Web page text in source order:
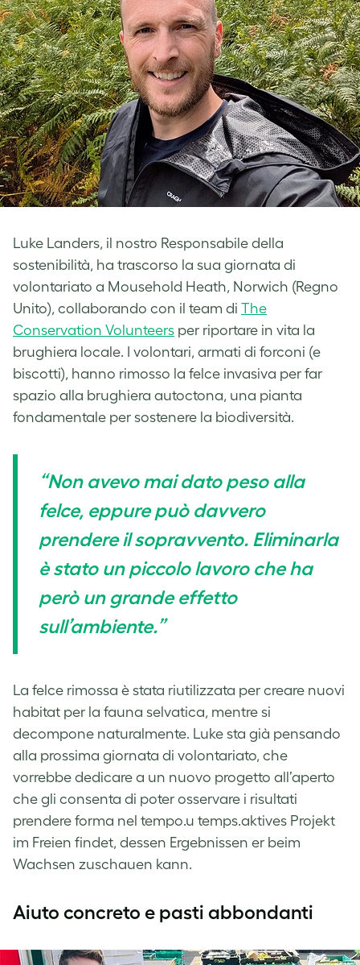
Luke Landers, il nostro Responsabile della
sostenibilità, ha trascorso la sua giornata di
volontariato a Mousehold Heath, Norwich (Regno
Unito), collaborando con il team di The
Conservation Volunteers per riportare in vita la
brughiera locale. I volontari, armati di forconi (e
biscotti), hanno rimosso la felce invasiva per far
spazio alla brughiera autoctona, una pianta
fondamentale per sostenere la biodiversità.
“Non avevo mai dato peso alla
felce, eppure può davvero
prendere il sopravvento. Eliminarla
è stato un piccolo lavoro che ha
però un grande effetto
sull’ambiente.”
La felce rimossa è stata riutilizzata per creare nuovi
habitat per la fauna selvatica, mentre si
decompone naturalmente. Luke sta già pensando
alla prossima giornata di volontariato, che
vorrebbe dedicare a un nuovo progetto all’aperto
che gli consenta di poter osservare i risultati
prendere forma nel tempo.u temps.aktives Projekt
im Freien findet, dessen Ergebnissen er beim
Wachsen zuschauen kann.
Aiuto concreto e pasti abbondanti